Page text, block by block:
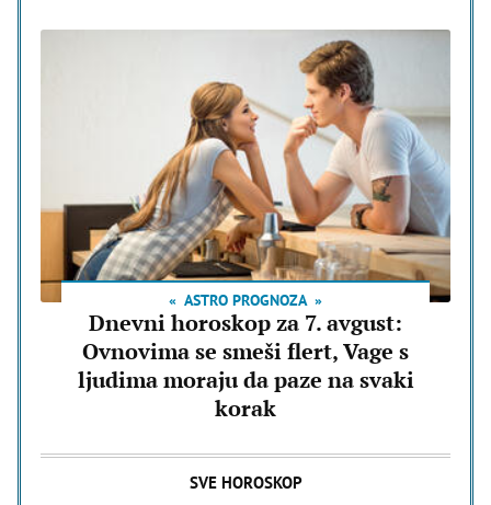
ASTRO PROGNOZA
Dnevni horoskop za 7. avgust:
Ovnovima se smeši flert, Vage s
ljudima moraju da paze na svaki
korak
SVE HOROSKOP